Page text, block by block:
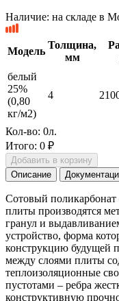
Наличие: на складе в
Модель
Толщина,
мм
белый
25%
(0,80
кг/м2)
4
Кол-во: 0л.
Итого: 0 ₽
Добавить в корзину
Описание
Сотовый
плиты производятся
гранул и
устройство, форма
конструкцию будущей
между слоями плиты
теплоизоляционные
пустотами – ребра
конструктивную